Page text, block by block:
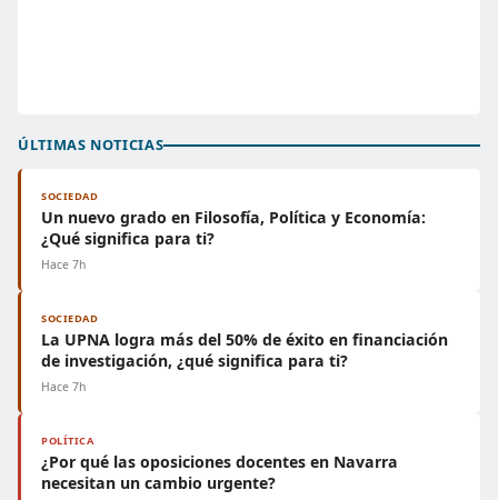
ÚLTIMAS NOTICIAS
SOCIEDAD
Un nuevo grado en Filosofía, Política y Economía:
¿Qué significa para ti?
Hace 7h
SOCIEDAD
La UPNA logra más del 50% de éxito en financiación
de investigación, ¿qué significa para ti?
Hace 7h
POLÍTICA
¿Por qué las oposiciones docentes en Navarra
necesitan un cambio urgente?